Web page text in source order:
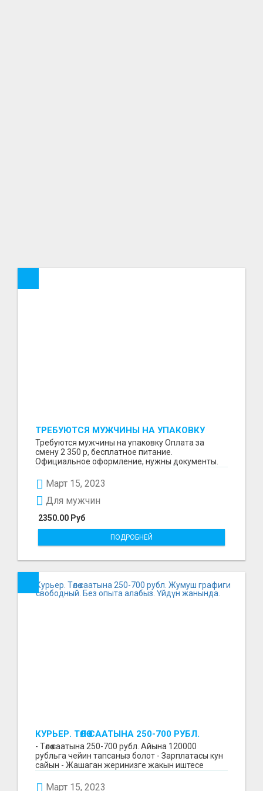
ТРЕБУЮТСЯ МУЖЧИНЫ НА УПАКОВКУ
Требуются мужчины на упаковку Оплата за
смену 2 350 р, бесплатное питание.
Официальное оформление, нужны документы.
Март 15, 2023
2350.00 Руб
Для мужчин
ПОДРОБНЕЙ
КУРЬЕР. ТӨЛӨӨ СААТЫНА 250-700 РУБЛ.
ЖУМУШ ГРАФИГИ СВОБОДНЫЙ. БЕЗ
ОПЫТА АЛАБЫЗ. ҮЙДҮН ЖАНЫНДА.
- Төлөө саатына 250-700 рубл. Айына 120000
рубльга чейин тапсаныз болот - Зарплатасы кун
сайын - Жашаган жеринизге жакын иштесе
Март 15, 2023